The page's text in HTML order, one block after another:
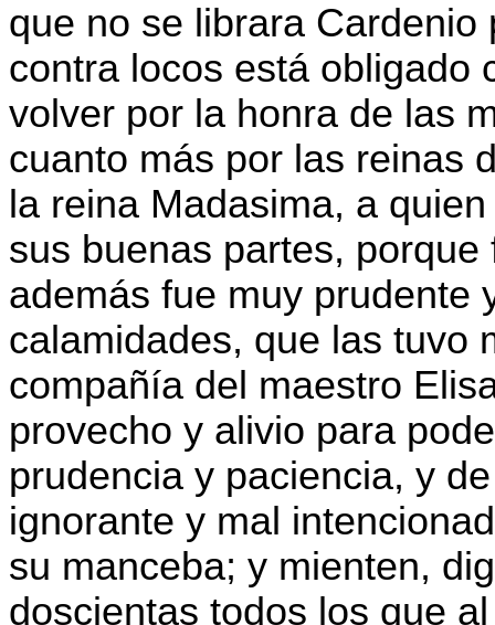
que no se librara
contra locos está obligado
volver por la honra de las
cuanto más por las reinas
la reina Madasima, a
sus buenas partes,
además fue muy prudente
calamidades, que las tuvo
compañía del maestro
provecho y alivio para
prudencia y paciencia, y
ignorante y mal
su manceba; y mienten,
doscientas todos los que